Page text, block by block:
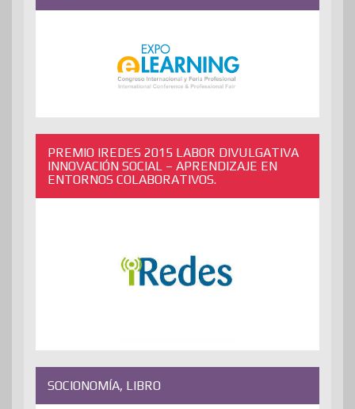
PREMIO IREDES 2015 LABOR DIVULGATIVA
INNOVACIÓN SOCIAL – APRENDIZAJE EN
ENTORNOS COLABORATIVOS.
SOCIONOMÍA, LIBRO